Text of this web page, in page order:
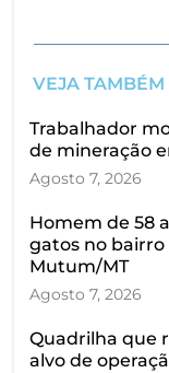
VEJA TAMBÉM
Trabalhador
de mineração
Agosto 7, 2026
Homem de 58
gatos no bairro
Mutum/MT
Agosto 7, 2026
Quadrilha que
alvo de